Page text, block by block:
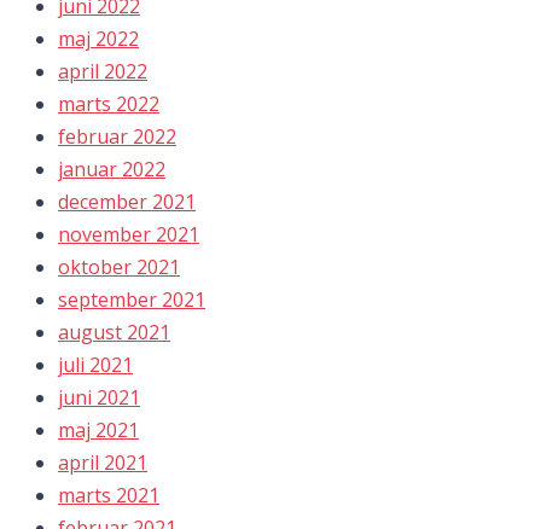
juni 2022
maj 2022
april 2022
marts 2022
februar 2022
januar 2022
december 2021
november 2021
oktober 2021
september 2021
august 2021
juli 2021
juni 2021
maj 2021
april 2021
marts 2021